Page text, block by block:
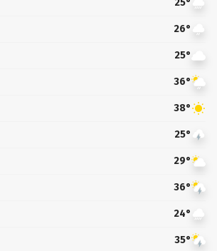
25°
26°
25°
36°
38°
25°
29°
36°
24°
35°